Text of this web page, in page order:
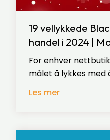
19 vellykkede
handel i 2024 |
For enhver
målet å lykkes med
Les mer